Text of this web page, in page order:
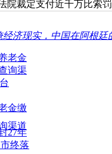
院裁定支付近千万比索
经济现实，中国在阿根廷
金缴
渠道